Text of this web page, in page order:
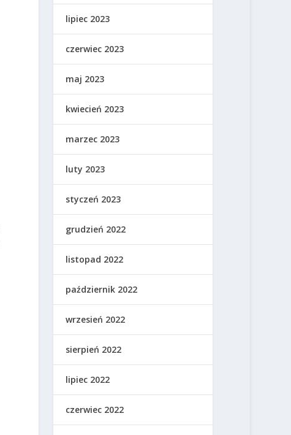
lipiec 2023
czerwiec 2023
maj 2023
kwiecień 2023
marzec 2023
luty 2023
styczeń 2023
grudzień 2022
listopad 2022
październik 2022
wrzesień 2022
sierpień 2022
lipiec 2022
czerwiec 2022